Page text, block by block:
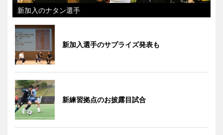
新加入のナタン選手
新加入選手のサプライズ発表も
新練習拠点のお披露目試合